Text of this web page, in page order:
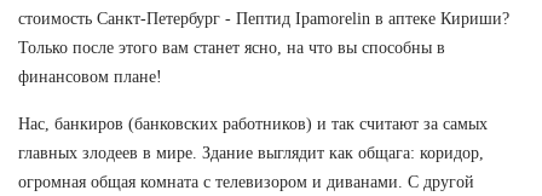
стоимость Санкт-Петербург - Пептид Ipamorelin в аптеке Кириши?
Только после этого вам станет ясно, на что вы способны в
финансовом плане!
Нас, банкиров (банковских работников) и так считают за самых
главных злодеев в мире. Здание выглядит как общага: коридор,
огромная общая комната с телевизором и диванами. С другой